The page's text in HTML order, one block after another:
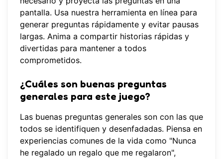
pantalla. Usa nuestra herramienta en línea para
generar preguntas rápidamente y evitar pausas
largas. Anima a compartir historias rápidas y
divertidas para mantener a todos
comprometidos.
¿Cuáles son buenas preguntas
generales para este juego?
Las buenas preguntas generales son con las que
todos se identifiquen y desenfadadas. Piensa en
experiencias comunes de la vida como "Nunca
he regalado un regalo que me regalaron",